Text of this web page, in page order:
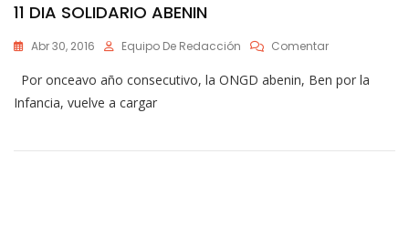
11 DIA SOLIDARIO ABENIN
Abr 30, 2016 Equipo De Redacción ComentarEn
DIA
Por onceavo año consecutivo, la ONGD abenin, Ben por la
Infancia, vuelve a cargar